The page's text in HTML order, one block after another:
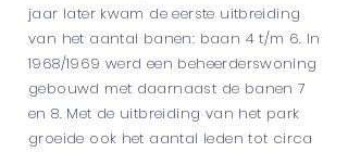
jaar later kwam de eerste uitbreiding
van het aantal banen: baan 4 t/m 6. In
1968/1969 werd een beheerderswoning
gebouwd met daarnaast de banen 7
en 8. Met de uitbreiding van het park
groeide ook het aantal leden tot circa